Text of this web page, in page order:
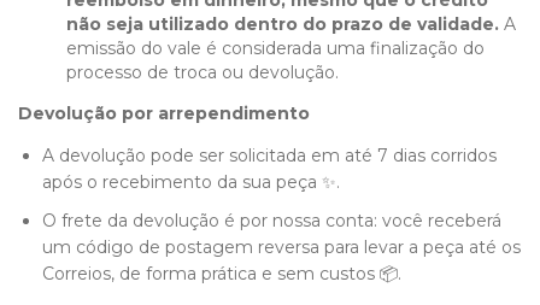
não seja utilizado dentro do prazo de validade. A
emissão do vale é considerada uma finalização do
processo de troca ou devolução.
Devolução por arrependimento
A devolução pode ser solicitada em até 7 dias corridos
após o recebimento da sua peça ✨.
O frete da devolução é por nossa conta: você receberá
um código de postagem reversa para levar a peça até os
Correios, de forma prática e sem custos 📦.